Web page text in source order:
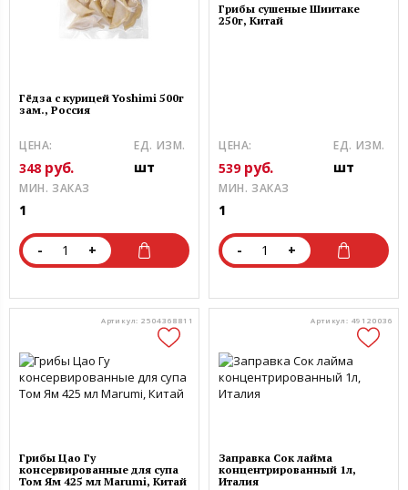
Гёдза с курицей Yoshimi 500г
зам., Россия
ЦЕНА:
348 руб. шт
ЕД. ИЗМ.
1
МИН. ЗАКАЗ
- +
Грибы сушеные Шиитаке
250г, Китай
ЦЕНА:
539 руб. шт
ЕД. ИЗМ.
1
МИН. ЗАКАЗ
- +
Артикул: 2504368811
Грибы Цао Гу
консервированные для супа
Том Ям 425 мл Marumi, Китай
Артикул: 49120036
Заправка Сок лайма
концентрированный 1л,
Италия